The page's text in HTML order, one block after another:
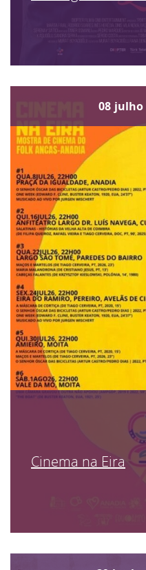
08 julho
Cinema na Eira